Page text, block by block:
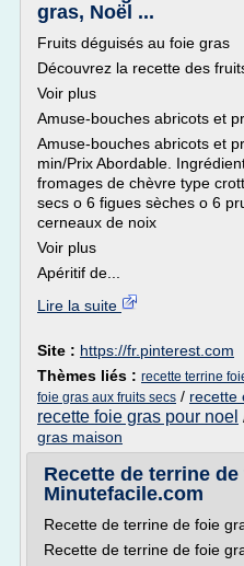
gras, Noël ...
Fruits déguisés au foie gras
Découvrez la recette des
Voir plus
Amuse-bouches abricots et
Amuse-bouches abricots et
min/Prix Abordable.
fromages de chèvre type
secs o 6 figues sèches o 6
cerneaux de noix
Voir plus
Apéritif de...
Lire la suite
Site : https://fr.pinterest.com
Thèmes liés : recette terrine
foie gras aux fruits secs / recette
recette foie gras pour noel
gras maison
Recette de terrine
Minutefacile.com
Recette de terrine de foie
Recette de terrine de foie